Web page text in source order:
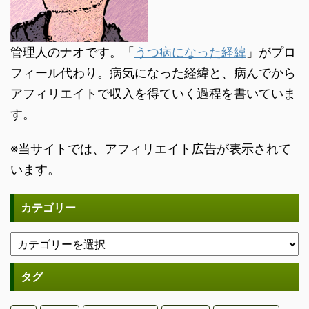
管理人のナオです。「 うつ病になった経緯 」がプロ
フィール代わり。病気になった経緯と、病んでから
アフィリエイトで収入を得ていく過程を書いていま
す。
※当サイトでは、アフィリエイト広告が表示されて
います。
カテゴリー
タグ